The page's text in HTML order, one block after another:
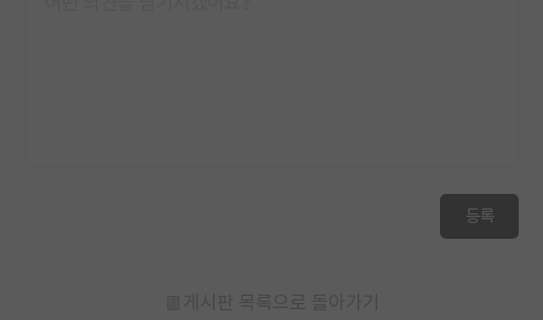
등록
게시판 목록으로 돌아가기